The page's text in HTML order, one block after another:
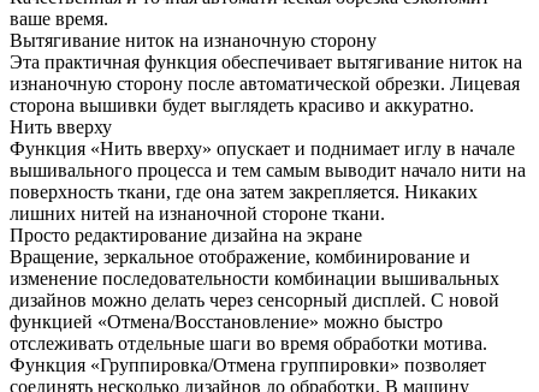
ваше время.
Вытягивание ниток на изнаночную сторону
Эта практичная функция обеспечивает вытягивание ниток на
изнаночную сторону после автоматической обрезки. Лицевая
сторона вышивки будет выглядеть красиво и аккуратно.
Нить вверху
Функция «Нить вверху» опускает и поднимает иглу в начале
вышивального процесса и тем самым выводит начало нити на
поверхность ткани, где она затем закрепляется. Никаких
лишних нитей на изнаночной стороне ткани.
Просто редактирование дизайна на экране
Вращение, зеркальное отображение, комбинирование и
изменение последовательности комбинации вышивальных
дизайнов можно делать через сенсорный дисплей. С новой
функцией «Отмена/Восстановление» можно быстро
отслеживать отдельные шаги во время обработки мотива.
Функция «Группировка/Отмена группировки» позволяет
соединять несколько дизайнов до обработки. В машину